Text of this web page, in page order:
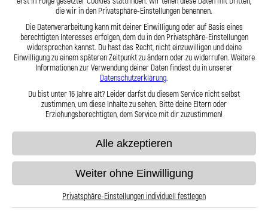
Stahlflex vs. Gummi
wird passgenau und präzise gefertigt. Mit den Stahlflex-
Bremsleitungen von Lothar Spiegler Kfz-Leitungen GmbH entscheiden
Sie sich für echte deutsche Qualität, höchste Sicherheit und ein
Produkt, das hält, was es verspricht.
Hier zu unserem Video „Stahlflex vs. Gummi“
die wir in den Privatsphäre-Einstellungen benennen.
Die Datenverarbeitung kann mit deiner Einwilligung oder auf Basis eines
berechtigten Interesses erfolgen, dem du in den Privatsphäre-Einstellungen
widersprechen kannst. Du hast das Recht, nicht einzuwilligen und deine
Einwilligung zu einem späteren Zeitpunkt zu ändern oder zu widerrufen. Weitere
Informationen zur Verwendung deiner Daten findest du in unserer
Datenschutzerklärung.
Du bist unter 16 Jahre alt? Leider darfst du diesem Service nicht selbst
zustimmen, um diese Inhalte zu sehen. Bitte deine Eltern oder
Erziehungsberechtigten, dem Service mit dir zuzustimmen!
Alle akzeptieren
Weiter ohne Einwilligung
Privatsphäre-Einstellungen individuell festlegen